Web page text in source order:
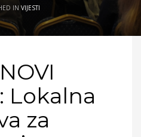
IN VIJESTI
Lokalna
za